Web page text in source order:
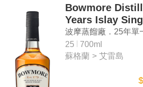
Bowmore
Years Islay
Whisky
波摩蒸餾廠．25年單
25
700ml
蘇格蘭 > 艾雷島
$